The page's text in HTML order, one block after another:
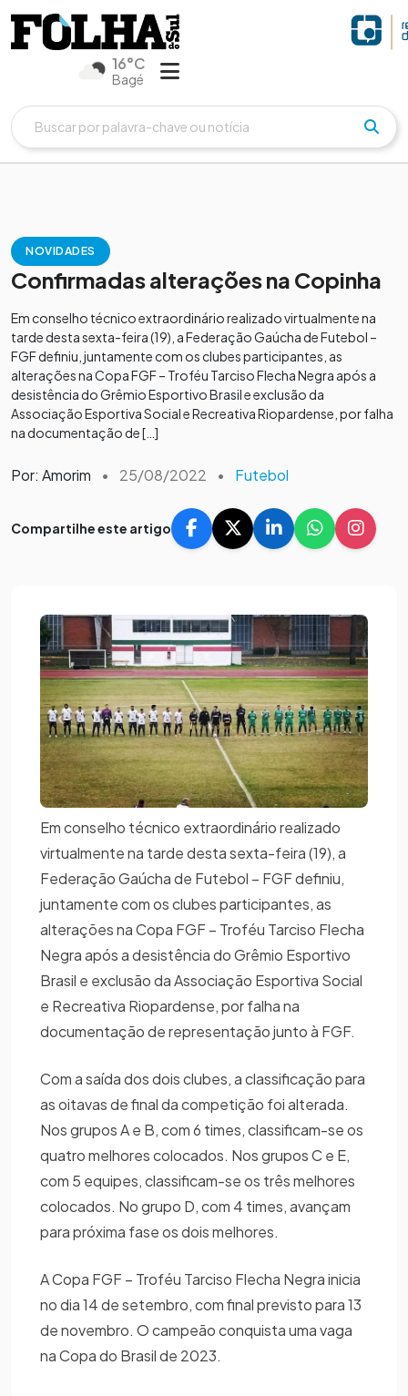
16°C
Bagé
NOVIDADES
Confirmadas alterações na Copinha
Em conselho técnico extraordinário realizado virtualmente na
tarde desta sexta-feira (19), a Federação Gaúcha de Futebol –
FGF definiu, juntamente com os clubes participantes, as
alterações na Copa FGF – Troféu Tarciso Flecha Negra após a
desistência do Grêmio Esportivo Brasil e exclusão da
Associação Esportiva Social e Recreativa Riopardense, por falha
na documentação de […]
Por: Amorim • 25/08/2022 • Futebol
Compartilhe este artigo
Em conselho técnico extraordinário realizado
virtualmente na tarde desta sexta-feira (19), a
Federação Gaúcha de Futebol – FGF definiu,
juntamente com os clubes participantes, as
alterações na Copa FGF – Troféu Tarciso Flecha
Negra após a desistência do Grêmio Esportivo
Brasil e exclusão da Associação Esportiva Social
e Recreativa Riopardense, por falha na
documentação de representação junto à FGF.
Com a saída dos dois clubes, a classificação para
as oitavas de final da competição foi alterada.
Nos grupos A e B, com 6 times, classificam-se os
quatro melhores colocados. Nos grupos C e E,
com 5 equipes, classificam-se os três melhores
colocados. No grupo D, com 4 times, avançam
para próxima fase os dois melhores.
A Copa FGF – Troféu Tarciso Flecha Negra inicia
no dia 14 de setembro, com final previsto para 13
de novembro. O campeão conquista uma vaga
na Copa do Brasil de 2023.